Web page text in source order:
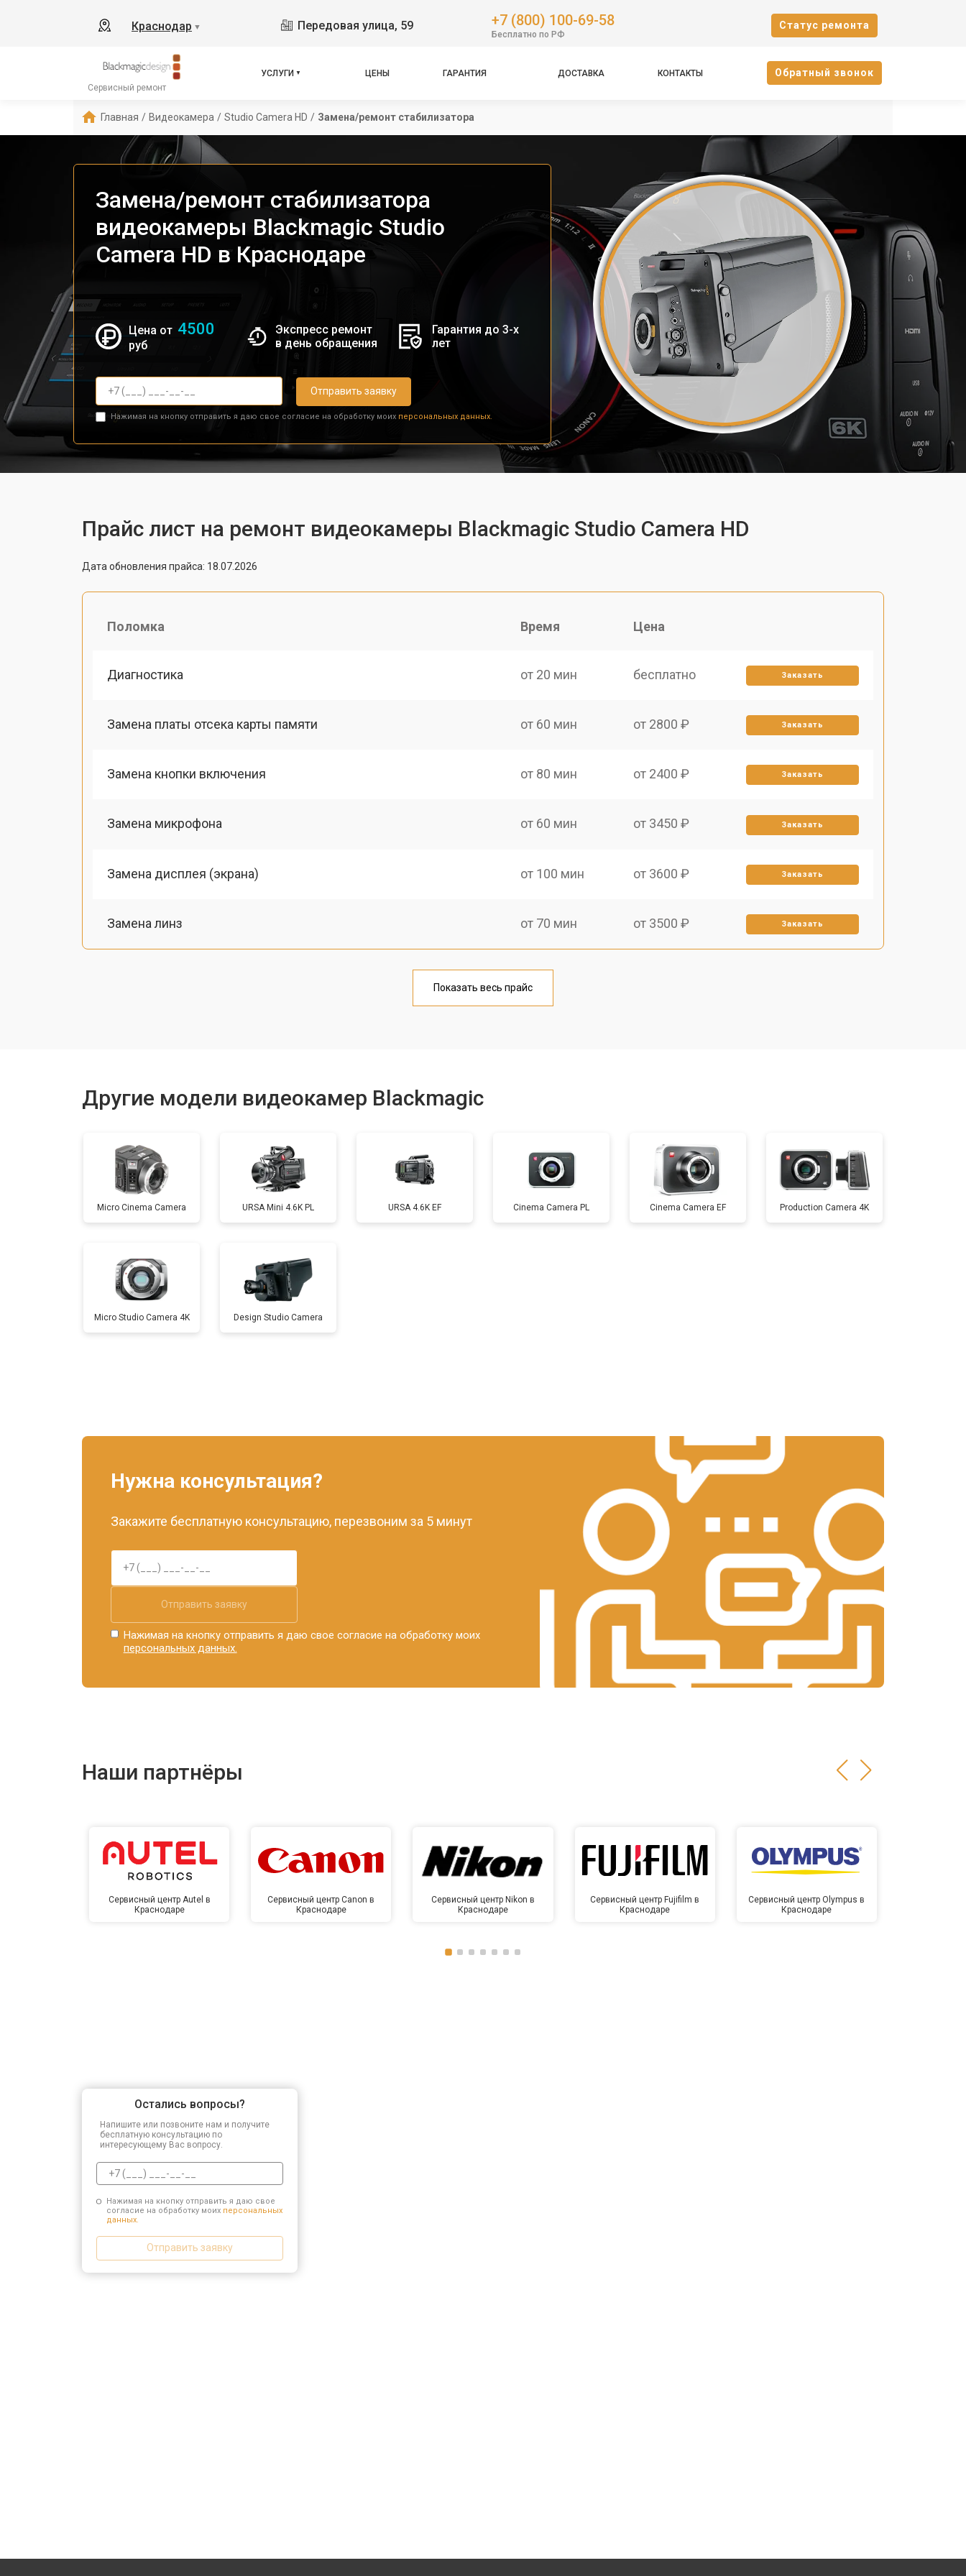
Краснодар ▼ Передовая улица, 59 +7 (800) 100-69-58
Бесплатно по РФ
Cтатус ремонта
Сервисный ремонт
УСЛУГИ ЦЕНЫ ГАРАНТИЯ ДОСТАВКА КОНТАКТЫ Oбратный звонок
Главная / Видеокамера / Studio Camera HD / Замена/ремонт стабилизатора
Замена/ремонт стабилизатора
видеокамеры Blackmagic Studio
Camera HD в Краснодаре
Цена от 4500
руб
Экспресс ремонт
в день обращения
Гарантия до 3-х
лет
Отправить заявку
Нажимая на кнопку отправить я даю свое согласие на обработку моих персональных данных.
Прайс лист на ремонт видеокамеры Blackmagic Studio Camera HD
Дата обновления прайса: 18.07.2026
Поломка Время Цена
Диагностика от 20 мин бесплатно Заказать
Замена платы отсека карты памяти от 60 мин от 2800 ₽ Заказать
Замена кнопки включения от 80 мин от 2400 ₽ Заказать
Замена микрофона от 60 мин от 3450 ₽ Заказать
Замена дисплея (экрана) от 100 мин от 3600 ₽ Заказать
Замена линз от 70 мин от 3500 ₽ Заказать
от 70 мин
Юстировка от 100 мин от 3700 ₽ Заказать
Ремонт объектива от 130 мин от 5000 ₽ Заказать
Показать весь прайс
Другие модели видеокамер Blackmagic
Micro Cinema Camera URSA Mini 4.6K PL URSA 4.6K EF Cinema Camera PL Cinema Camera EF Production Camera 4K
Micro Studio Camera 4K Design Studio Camera
Нужна консультация?
Закажите бесплатную консультацию, перезвоним за 5 минут
Отправить заявку
Нажимая на кнопку отправить я даю свое согласие на обработку моих
персональных данных.
Наши партнёры
Сервисный центр Autel в
Краснодаре
Сервисный центр Canon в
Краснодаре
Сервисный центр Nikon в
Краснодаре
Сервисный центр Fujifilm в
Краснодаре
Сервисный центр Olympus в
Краснодаре
Остались вопросы?
Напишите или позвоните нам и получите
бесплатную консультацию по
интересующему Вас вопросу.
Нажимая на кнопку отправить я даю свое
согласие на обработку моих персональных
данных.
Отправить заявку